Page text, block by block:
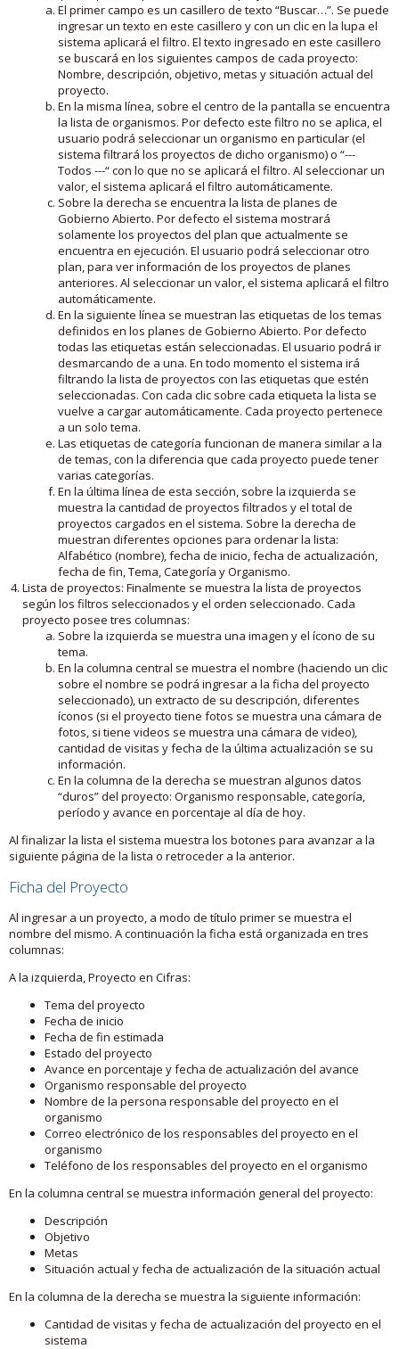
El primer campo es un casillero de texto “Buscar…”. Se puede
ingresar un texto en este casillero y con un clic en la lupa el
sistema aplicará el filtro. El texto ingresado en este casillero
se buscará en los siguientes campos de cada proyecto:
Nombre, descripción, objetivo, metas y situación actual del
proyecto.
En la misma línea, sobre el centro de la pantalla se encuentra
la lista de organismos. Por defecto este filtro no se aplica, el
usuario podrá seleccionar un organismo en particular (el
sistema filtrará los proyectos de dicho organismo) o “---
Todos ---“ con lo que no se aplicará el filtro. Al seleccionar un
valor, el sistema aplicará el filtro automáticamente.
Sobre la derecha se encuentra la lista de planes de
Gobierno Abierto. Por defecto el sistema mostrará
solamente los proyectos del plan que actualmente se
encuentra en ejecución. El usuario podrá seleccionar otro
plan, para ver información de los proyectos de planes
anteriores. Al seleccionar un valor, el sistema aplicará el filtro
automáticamente.
En la siguiente línea se muestran las etiquetas de los temas
definidos en los planes de Gobierno Abierto. Por defecto
todas las etiquetas están seleccionadas. El usuario podrá ir
desmarcando de a una. En todo momento el sistema irá
filtrando la lista de proyectos con las etiquetas que estén
seleccionadas. Con cada clic sobre cada etiqueta la lista se
vuelve a cargar automáticamente. Cada proyecto pertenece
a un solo tema.
Las etiquetas de categoría funcionan de manera similar a la
de temas, con la diferencia que cada proyecto puede tener
varias categorías.
En la última línea de esta sección, sobre la izquierda se
muestra la cantidad de proyectos filtrados y el total de
proyectos cargados en el sistema. Sobre la derecha de
muestran diferentes opciones para ordenar la lista:
Alfabético (nombre), fecha de inicio, fecha de actualización,
fecha de fin, Tema, Categoría y Organismo.
Lista de proyectos: Finalmente se muestra la lista de proyectos
según los filtros seleccionados y el orden seleccionado. Cada
proyecto posee tres columnas:
Sobre la izquierda se muestra una imagen y el ícono de su
tema.
En la columna central se muestra el nombre (haciendo un clic
sobre el nombre se podrá ingresar a la ficha del proyecto
seleccionado), un extracto de su descripción, diferentes
íconos (si el proyecto tiene fotos se muestra una cámara de
fotos, si tiene videos se muestra una cámara de video),
cantidad de visitas y fecha de la última actualización se su
información.
En la columna de la derecha se muestran algunos datos
“duros” del proyecto: Organismo responsable, categoría,
período y avance en porcentaje al día de hoy.
Al finalizar la lista el sistema muestra los botones para avanzar a la
siguiente página de la lista o retroceder a la anterior.
Ficha del Proyecto
Al ingresar a un proyecto, a modo de título primer se muestra el
nombre del mismo. A continuación la ficha está organizada en tres
columnas:
A la izquierda, Proyecto en Cifras:
Tema del proyecto
Fecha de inicio
Fecha de fin estimada
Estado del proyecto
Avance en porcentaje y fecha de actualización del avance
Organismo responsable del proyecto
Nombre de la persona responsable del proyecto en el
organismo
Correo electrónico de los responsables del proyecto en el
organismo
Teléfono de los responsables del proyecto en el organismo
En la columna central se muestra información general del proyecto:
Descripción
Objetivo
Metas
Situación actual y fecha de actualización de la situación actual
En la columna de la derecha se muestra la siguiente información:
Cantidad de visitas y fecha de actualización del proyecto en el
sistema